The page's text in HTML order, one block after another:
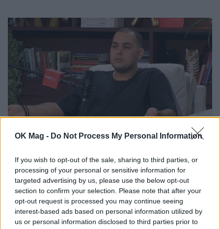
OK Mag - Do Not Process My Personal Information
If you wish to opt-out of the sale, sharing to third parties, or
processing of your personal or sensitive information for
targeted advertising by us, please use the below opt-out
section to confirm your selection. Please note that after your
opt-out request is processed you may continue seeing
interest-based ads based on personal information utilized by
us or personal information disclosed to third parties prior to
τα δημοσιεύματα για την προσωπική του
ζωή – «Κάθε μελλοντικό δημοσίευμα θα
αντιμετωπίζεται άμεσα με κάθε νόμιμο
μέσο»
CELEBRITIES